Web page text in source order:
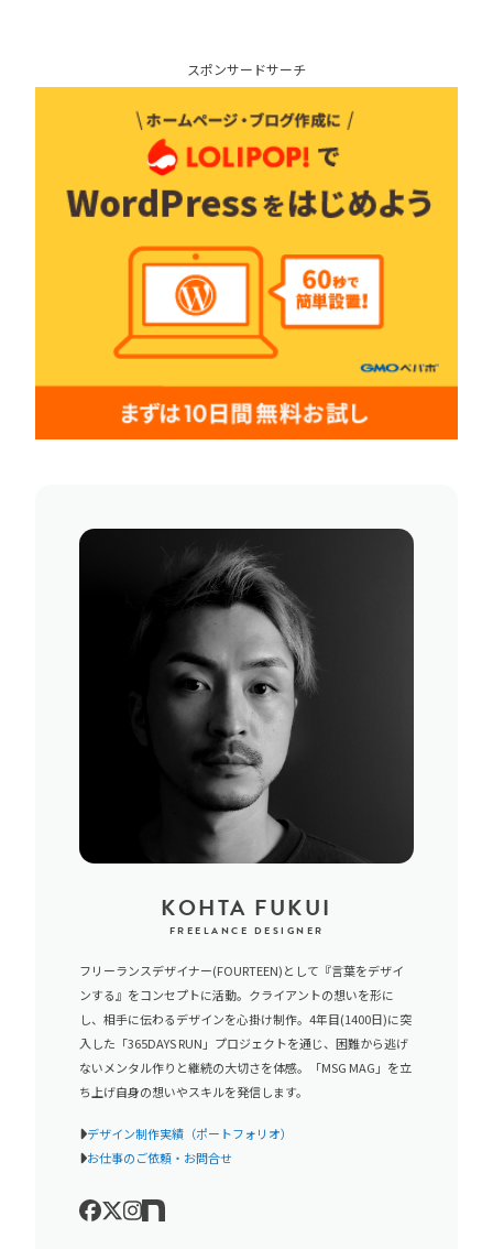
スポンサードサーチ
KOHTA FUKUI
FREELANCE DESIGNER
フリーランスデザイナー(FOURTEEN)として『言葉をデザイ
ンする』をコンセプトに活動。クライアントの想いを形に
し、相手に伝わるデザインを心掛け制作。4年目(1400日)に突
入した「365DAYS RUN」プロジェクトを通じ、困難から逃げ
ないメンタル作りと継続の大切さを体感。「MSG MAG」を立
ち上げ自身の想いやスキルを発信します。
デザイン制作実績（ポートフォリオ）
お仕事のご依頼・お問合せ